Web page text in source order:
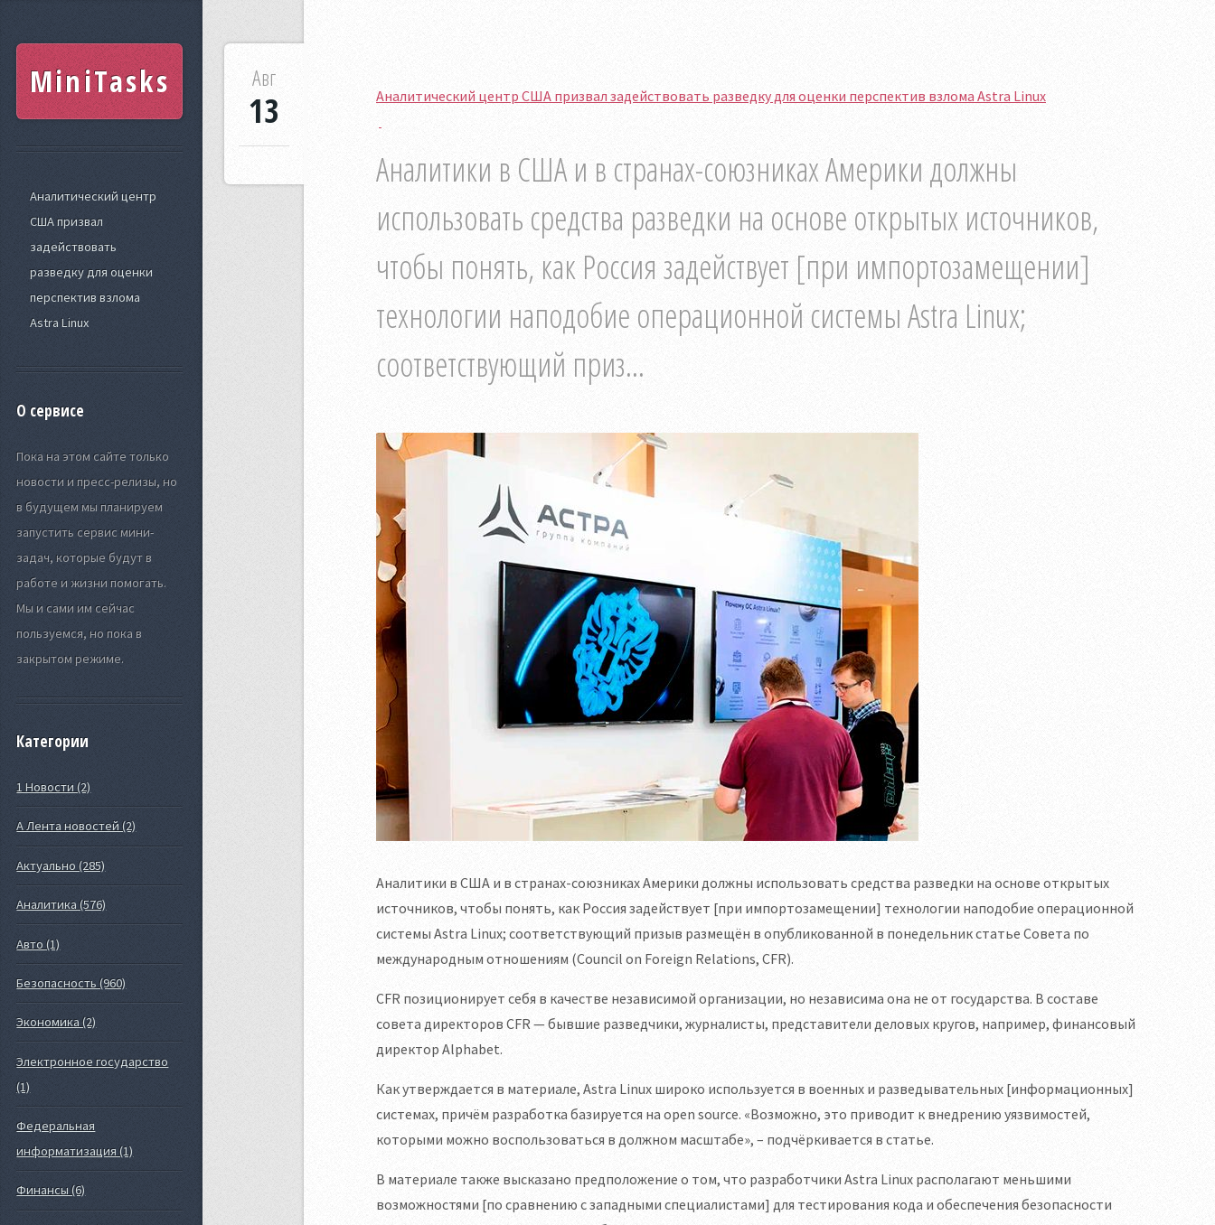
MiniTasks
Аналитический центр
США призвал
задействовать
разведку для оценки
перспектив взлома
Astra Linux
О сервисе
Пока на этом сайте только
новости и пресс-релизы, но
в будущем мы планируем
запустить сервис мини-
задач, которые будут в
работе и жизни помогать.
Мы и сами им сейчас
пользуемся, но пока в
закрытом режиме.
Категории
1 Новости (2)
А Лента новостей (2)
Актуально (285)
Аналитика (576)
Авто (1)
Безопасность (960)
Экономика (2)
Электронное государство
(1)
Федеральная
информатизация (1)
Финансы (6)
Аналитический центр США призвал задействовать разведку для оценки перспектив взлома Astra Linux
Аналитики в США и в странах-союзниках Америки должны
использовать средства разведки на основе открытых источников,
чтобы понять, как Россия задействует [при импортозамещении]
технологии наподобие операционной системы Astra Linux;
соответствующий приз...
Авг
13
Аналитики в США и в странах-союзниках Америки должны использовать средства разведки на основе открытых
источников, чтобы понять, как Россия задействует [при импортозамещении] технологии наподобие операционной
системы Astra Linux; соответствующий призыв размещён в опубликованной в понедельник статье Совета по
международным отношениям (Council on Foreign Relations, CFR).
CFR позиционирует себя в качестве независимой организации, но независима она не от государства. В составе
совета директоров CFR — бывшие разведчики, журналисты, представители деловых кругов, например, финансовый
директор Alphabet.
Как утверждается в материале, Astra Linux широко используется в военных и разведывательных [информационных]
системах, причём разработка базируется на open source. «Возможно, это приводит к внедрению уязвимостей,
которыми можно воспользоваться в должном масштабе», – подчёркивается в статье.
В материале также высказано предположение о том, что разработчики Astra Linux располагают меньшими
возможностями [по сравнению с западными специалистами] для тестирования кода и обеспечения безопасности